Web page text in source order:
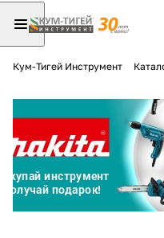
Кум-Тигей Инструмент
Разбейте
оплатуна
без переплат